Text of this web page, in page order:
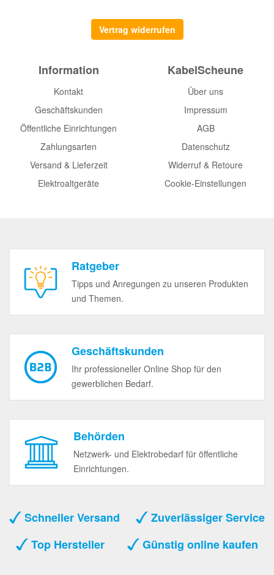
Vertrag widerrufen
Information
Kontakt
Geschäftskunden
Öffentliche Einrichtungen
Zahlungsarten
Versand & Lieferzeit
Elektroaltgeräte
KabelScheune
Über uns
Impressum
AGB
Datenschutz
Widerruf & Retoure
Cookie-Einstellungen
Ratgeber
Tipps und Anregungen zu unseren Produkten
und Themen.
Geschäftskunden
Ihr professioneller Online Shop für den
gewerblichen Bedarf.
Behörden
Netzwerk- und Elektrobedarf für öffentliche
Einrichtungen.
Schneller Versand
Zuverlässiger Service
Top Hersteller
Günstig online kaufen